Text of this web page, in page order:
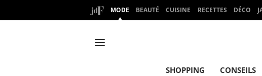
MODE BEAUTÉ CUISINE RECETTES DÉCO
SHOPPING CONSEILS